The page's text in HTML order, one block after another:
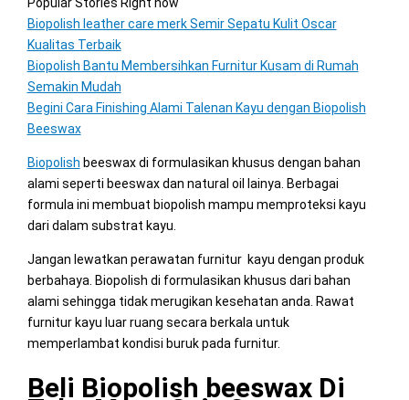
Biopolish leather care merk Semir Sepatu Kulit Oscar
Kualitas Terbaik
Biopolish Bantu Membersihkan Furnitur Kusam di Rumah
Semakin Mudah
Begini Cara Finishing Alami Talenan Kayu dengan Biopolish
Beeswax
Biopolish beeswax di formulasikan khusus dengan bahan
alami seperti beeswax dan natural oil lainya. Berbagai
formula ini membuat biopolish mampu memproteksi kayu
dari dalam substrat kayu.
Jangan lewatkan perawatan furnitur kayu dengan produk
berbahaya. Biopolish di formulasikan khusus dari bahan
alami sehingga tidak merugikan kesehatan anda. Rawat
furnitur kayu luar ruang secara berkala untuk
memperlambat kondisi buruk pada furnitur.
Beli Biopolish beeswax Di